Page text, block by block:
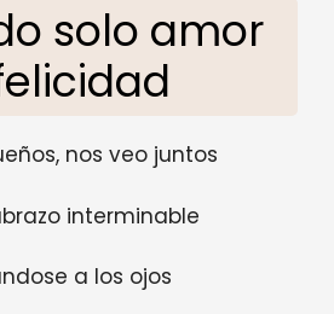
solo amor
nos veo juntos
interminable
a los ojos